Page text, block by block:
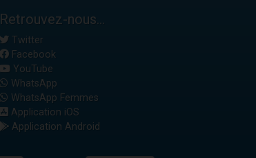
Retrouvez-nous...
Twitter
Facebook
YouTube
WhatsApp
WhatsApp Femmes
Application iOS
Application Android